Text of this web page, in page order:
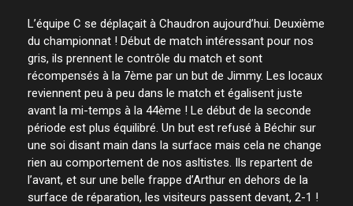
L’équipe C se déplaçait à Chaudron aujourd’hui. Deuxième
du championnat ! Début de match intéressant pour nos
gris, ils prennent le contrôle du match et sont
récompensés à la 7ème par un but de Jimmy. Les locaux
reviennent peu à peu dans le match et égalisent juste
avant la mi-temps à la 44ème ! Le début de la seconde
période est plus équilibré. Un but est refusé à Béchir sur
une soi disant main dans la surface mais cela ne change
rien au comportement de nos asltistes. Ils repartent de
l’avant, et sur une belle frappe d’Arthur en dehors de la
surface de réparation, les visiteurs passent devant, 2-1 !